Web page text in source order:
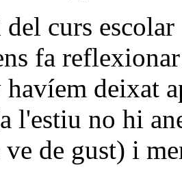
curs escolar
fa
deixat
l'estiu no hi
ve de gust) i